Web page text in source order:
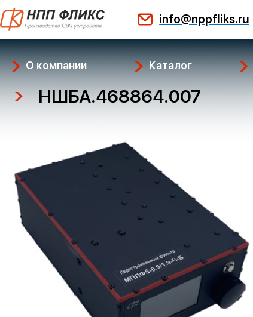
Перейти
к
содержимому
info@nppfliks.ru
О компании Каталог
НШБА.468864.007